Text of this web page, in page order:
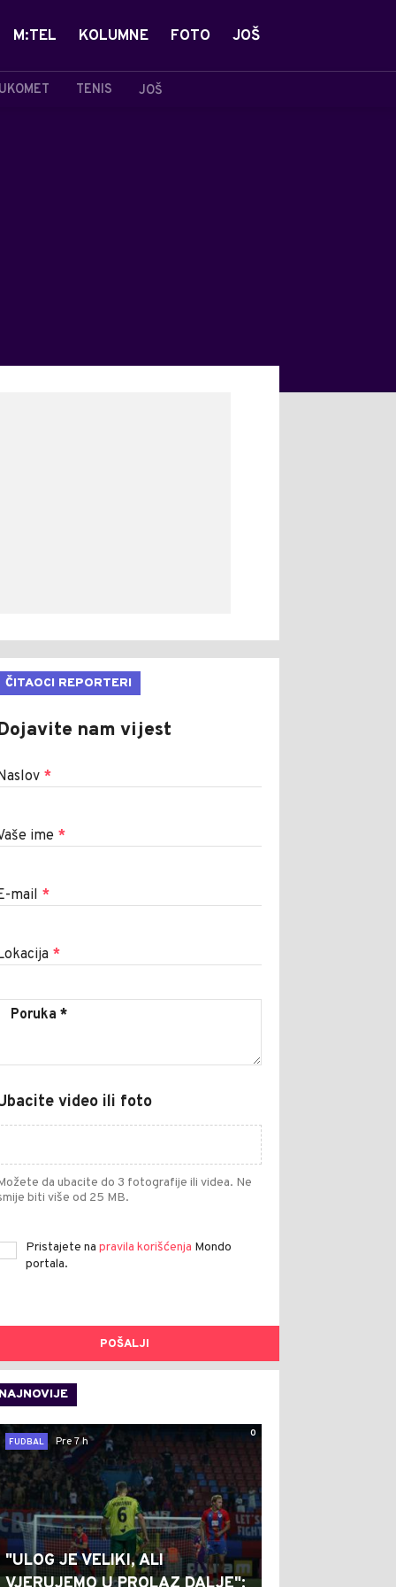
TENIS JOŠ
M:TEL KOLUMNE FOTO JOŠ
ČITAOCI REPORTERI
nam vijest
*
ime *
mail *
*
video ili foto
da ubacite do 3 fotografije ili videa. Ne
biti više od 25 MB.
Pristajete na pravila korišćenja Mondo
portala.
POŠALJI
NAJNOVIJE
0
FUDBAL
Pre 7 h
"ULOG JE VELIKI, ALI